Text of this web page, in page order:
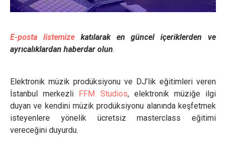
E-posta listemizekatılarak en güncel içeriklerden ve
ayrıcalıklardan haberdar olun.
Elektronik müzik prodüksiyonu ve DJ’lik eğitimleri veren
İstanbul merkezli FFM Studios, elektronik müziğe ilgi
duyan ve kendini müzik prodüksiyonu alanında keşfetmek
isteyenlere yönelik ücretsiz masterclass eğitimi
vereceğini duyurdu.